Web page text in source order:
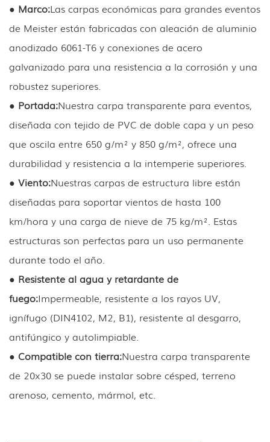
● Marco:Las carpas económicas para grandes eventos
de Meister están fabricadas con aleación de aluminio
anodizado 6061-T6 y conexiones de acero
galvanizado para una resistencia a la corrosión y una
robustez superiores.
● Portada:Nuestra carpa transparente para eventos,
diseñada con tejido de PVC de doble capa y un peso
que oscila entre 650 g/m² y 850 g/m², ofrece una
durabilidad y resistencia a la intemperie superiores.
● Viento:Nuestras carpas de estructura libre están
diseñadas para soportar vientos de hasta 100
km/hora y una carga de nieve de 75 kg/m². Estas
estructuras son perfectas para un uso permanente
durante todo el año.
● Resistente al agua y retardante de
fuego:Impermeable, resistente a los rayos UV,
ignífugo (DIN4102, M2, B1), resistente al desgarro,
antifúngico y autolimpiable.
● Compatible con tierra:Nuestra carpa transparente
de 20x30 se puede instalar sobre césped, terreno
arenoso, cemento, mármol, etc.